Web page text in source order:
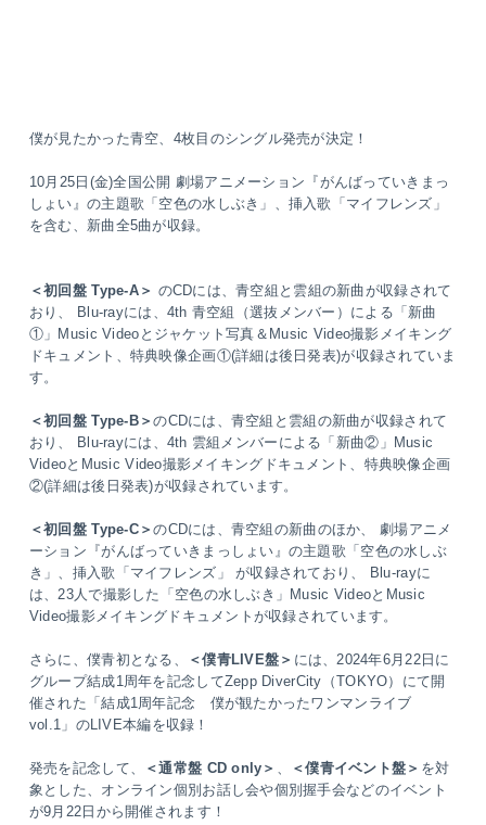
僕が見たかった青空、4枚目のシングル発売が決定！
10月25日(金)全国公開 劇場アニメーション『がんばっていきまっ
しょい』の主題歌「空色の水しぶき」、挿入歌「マイフレンズ」
を含む、新曲全5曲が収録。
＜初回盤 Type-A＞ のCDには、青空組と雲組の新曲が収録されて
おり、 Blu-rayには、4th 青空組（選抜メンバー）による「新曲
①」Music Videoとジャケット写真＆Music Video撮影メイキング
ドキュメント、特典映像企画①(詳細は後日発表)が収録されていま
す。
＜初回盤 Type-B＞のCDには、青空組と雲組の新曲が収録されて
おり、 Blu-rayには、4th 雲組メンバーによる「新曲②」Music
VideoとMusic Video撮影メイキングドキュメント、特典映像企画
②(詳細は後日発表)が収録されています。
＜初回盤 Type-C＞のCDには、青空組の新曲のほか、 劇場アニメ
ーション『がんばっていきまっしょい』の主題歌「空色の水しぶ
き」、挿入歌「マイフレンズ」 が収録されており、 Blu-rayに
は、23人で撮影した「空色の水しぶき」Music VideoとMusic
Video撮影メイキングドキュメントが収録されています。
さらに、僕青初となる、 ＜僕青LIVE盤＞ には、2024年6月22日に
グループ結成1周年を記念してZepp DiverCity（TOKYO）にて開
催された「結成1周年記念 僕が観たかったワンマンライブ
vol.1」のLIVE本編を収録！
発売を記念して、 ＜通常盤 CD only＞ ＜僕青イベント盤＞ を対
象とした、オンライン個別お話し会や個別握手会などのイベント
が9月22日から開催されます！